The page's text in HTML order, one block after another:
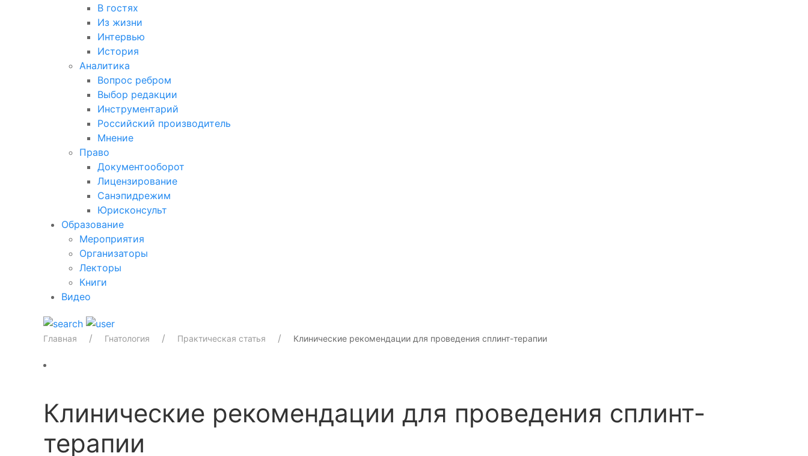
В гостях
Из жизни
Интервью
История
Аналитика
Вопрос ребром
Выбор редакции
Инструментарий
Российский производитель
Мнение
Право
Документооборот
Лицензирование
Санэпидрежим
Юрисконсульт
Образование
Мероприятия
Организаторы
Лекторы
Книги
Видео
Главная Гнатология Практическая статья Клинические рекомендации для проведения сплинт-терапии
Клинические рекомендации для проведения сплинт-
терапии